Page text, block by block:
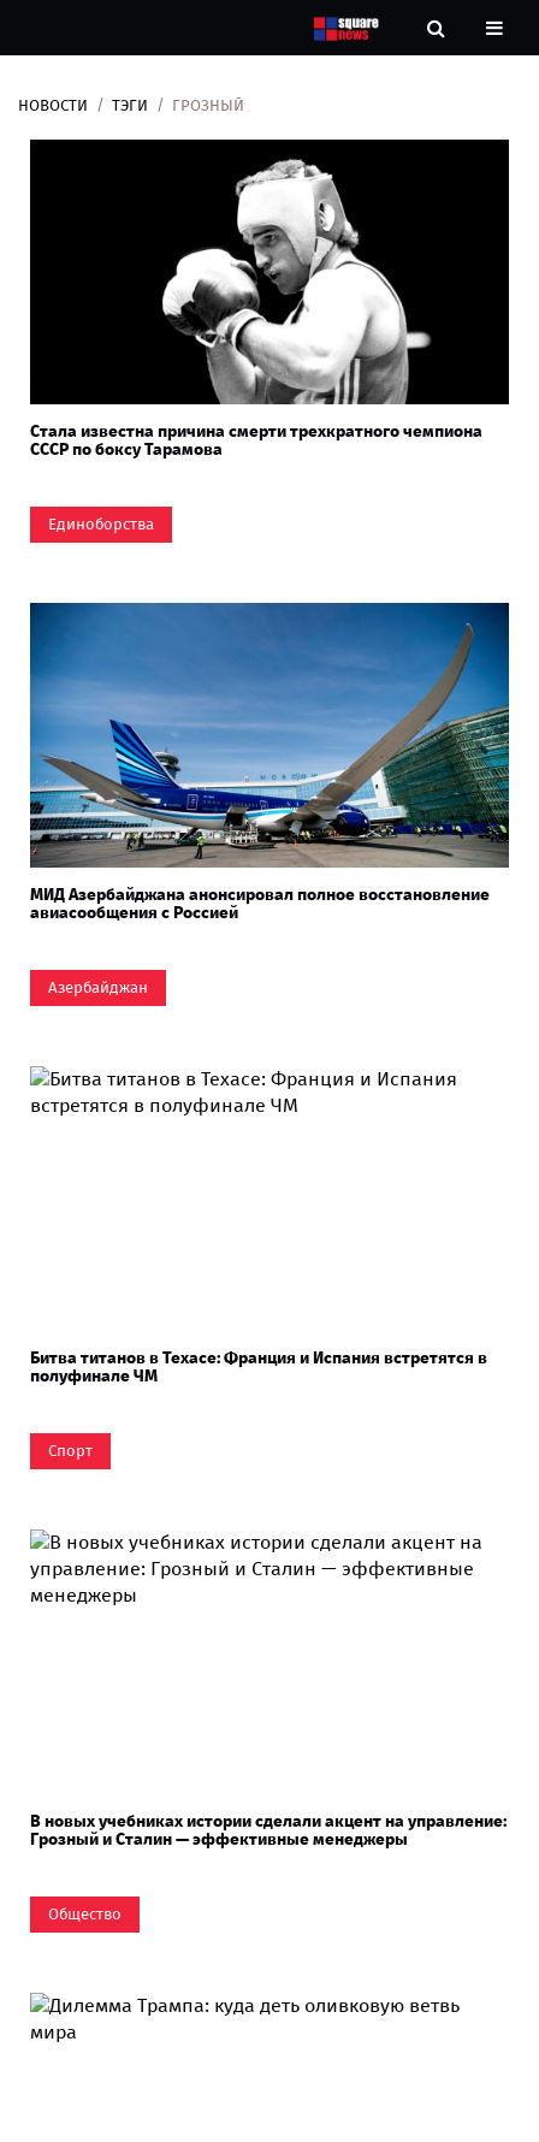
НОВОСТИ ТЭГИ ГРОЗНЫЙ
Стала известна причина смерти трехкратного чемпиона
СССР по боксу Тарамова
Единоборства
МИД Азербайджана анонсировал полное восстановление
авиасообщения с Россией
Азербайджан
Битва титанов в Техасе: Франция и Испания встретятся в
полуфинале ЧМ
Спорт
В новых учебниках истории сделали акцент на управление:
Грозный и Сталин — эффективные менеджеры
Общество